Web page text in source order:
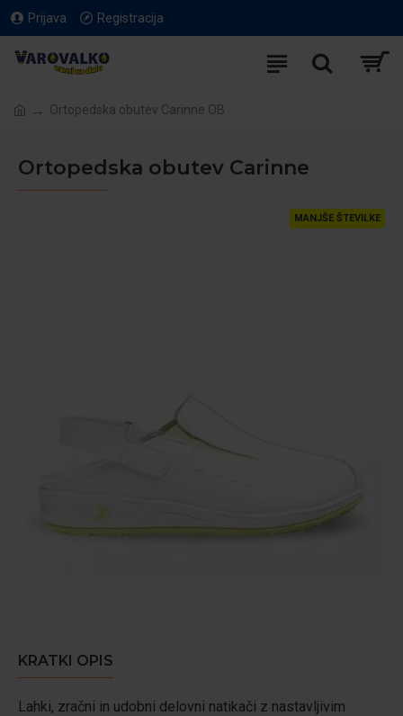
Prijava Registracija
Ortopedska obutev Carinne OB
Ortopedska obutev Carinne
MANJŠE ŠTEVILKE
KRATKI OPIS
Lahki, zračni in udobni delovni natikači z nastavljivim